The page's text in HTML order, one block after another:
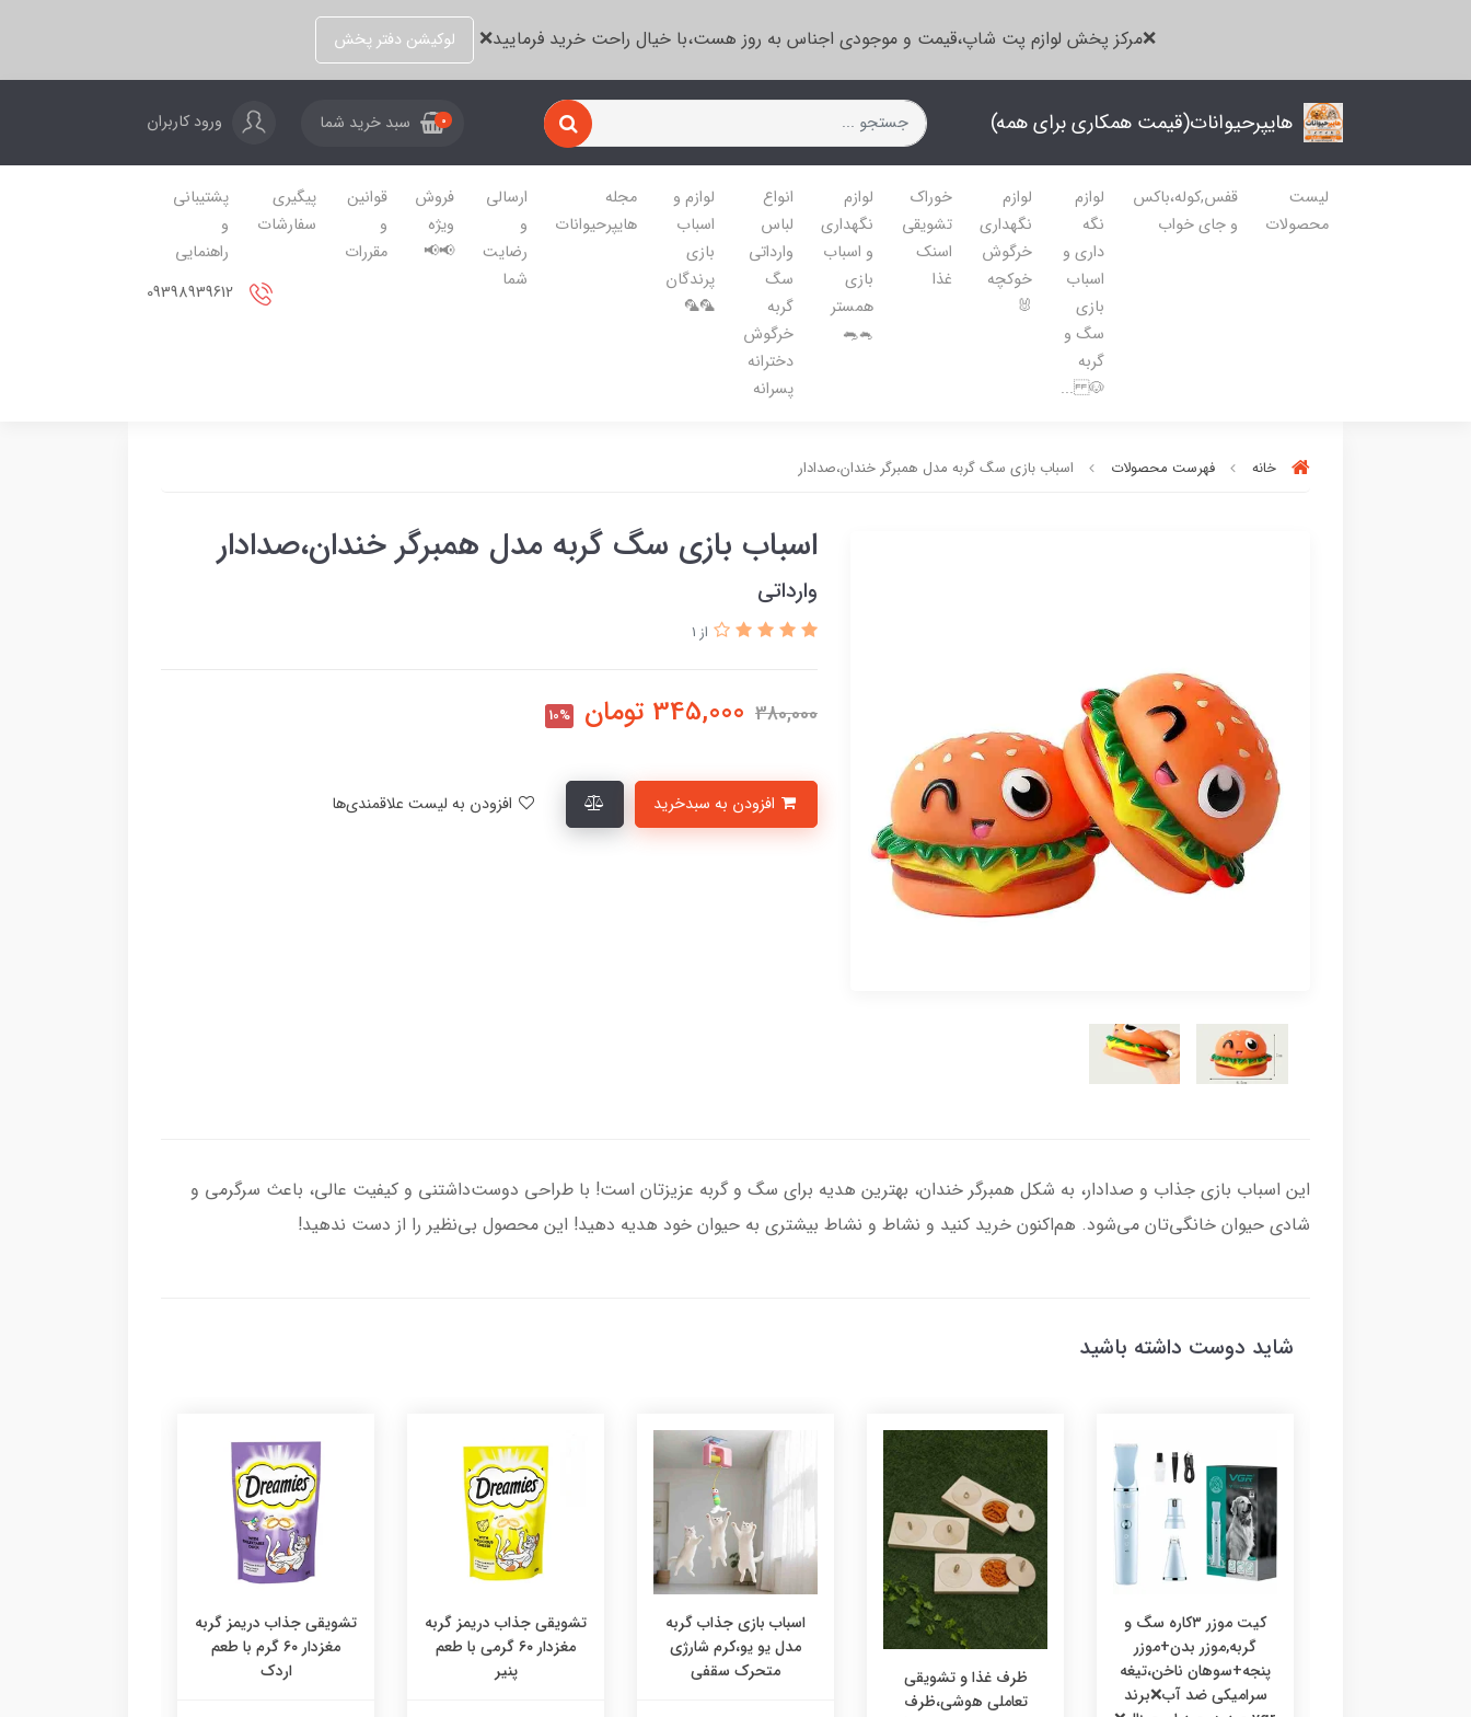
❌مرکز پخش لوازم پت شاپ،قیمت و موجودی اجناس به روز هست،با خیال راحت خرید فرمایید❌ لوکیشن دفتر پخش
هایپرحیوانات(قیمت همکاری برای همه) 0 سبد خرید شما ورود کاربران
لیست
محصولات
قفس,کوله،باکس
و جای خواب
لوازم
نگه
داری و
اسباب
بازی
سگ و
گربه
🐶 ...
لوازم
نگهداری
خرگوش
خوکچه
🐰
خوراک
تشویقی
اسنک
غذا
لوازم
نگهداری
و اسباب
بازی
همستر
🐁🐀
انواع
لباس
وارداتی
سگ
گربه
خرگوش
دخترانه
پسرانه
لوازم و
اسباب
بازی
پرندگان
🦜🦜
مجله
هایپرحیوانات
ارسالی
و
رضایت
شما
فروش
ویژه
📢📢
قوانین
و
مقررات
پیگیری
سفارشات
پشتیبانی
و
راهنمایی
خانه فهرست محصولات اسباب بازی سگ گربه مدل همبرگر خندان،صدادار
اسباب بازی سگ گربه مدل همبرگر خندان،صدادار
وارداتی
از 1
380,000
345,000 تومان 10%
این اسباب بازی جذاب و صدادار، به شکل همبرگر خندان، بهترین هدیه برای سگ و گربه عزیزتان است! با طراحی دوست‌داشتنی و کیفیت عالی، باعث سرگرمی و
شادی حیوان خانگی‌تان می‌شود. هم‌اکنون خرید کنید و نشاط و نشاط بیشتری به حیوان خود هدیه دهید! این محصول بی‌نظیر را از دست ندهید!
شاید دوست داشته باشید
کیت موزر ۳کاره سگ و
گربه,موزر بدن+موزر
پنجه+سوهان ناخن،تیغه
سرامیکی ضد آب❌برند
ظرف غذا و تشویقی
تعاملی هوشی،ظرف
اسباب بازی جذاب گربه
مدل یو یو،کرم شارژی
متحرک سقفی
تشویقی جذاب دریمز گربه
مغزدار ۶۰ گرمی با طعم
پنیر
تشویقی جذاب دریمز گربه
مغزدار ۶۰ گرم با طعم
اردک